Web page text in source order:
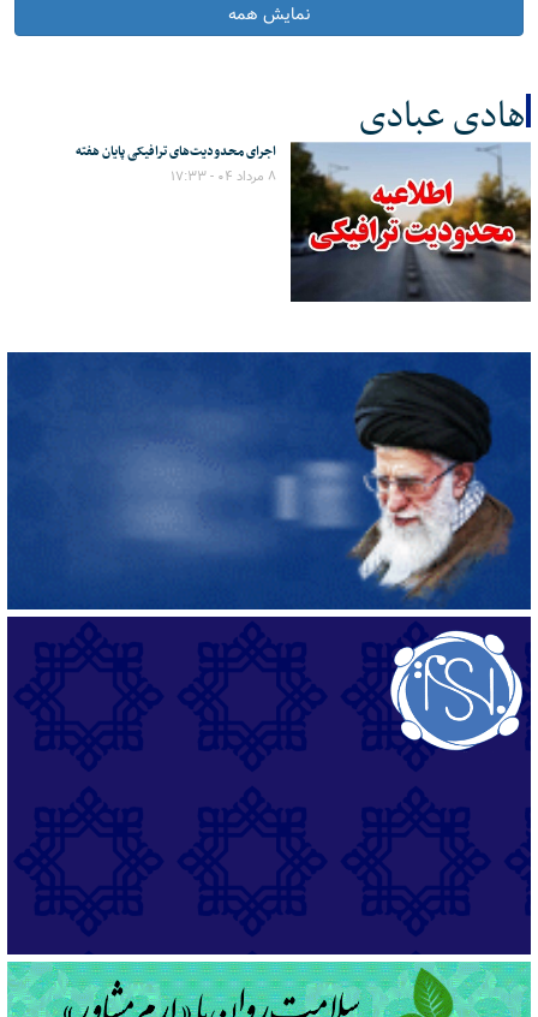
نمایش همه
هادی عبادی
کل اخبار:1 اجرای محدودیت‌های ترافیکی پایان هفته
۸ مرداد ۰۴ - ۱۷:۳۳